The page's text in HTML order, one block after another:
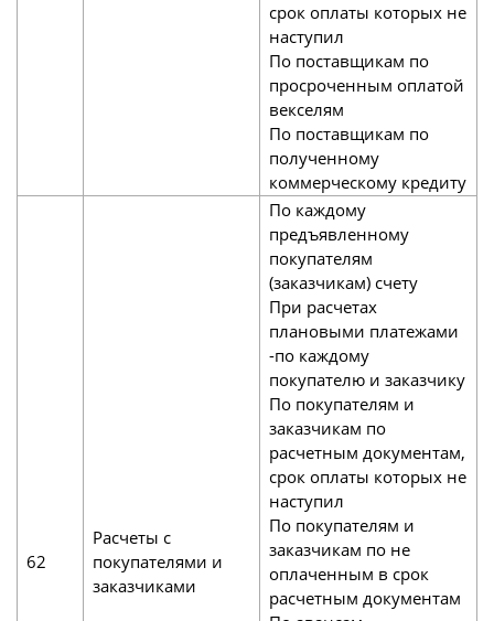
срок оплаты которых не
наступил
По поставщикам по
просроченным оплатой
векселям
По поставщикам по
полученному
коммерческому кредиту
62
Расчеты с
покупателями и
заказчиками
По каждому
предъявленному
покупателям
(заказчикам) счету
При расчетах
плановыми платежами
-по каждому
покупателю и заказчику
По покупателям и
заказчикам по
расчетным документам,
срок оплаты которых не
наступил
По покупателям и
заказчикам по не
оплаченным в срок
расчетным документам